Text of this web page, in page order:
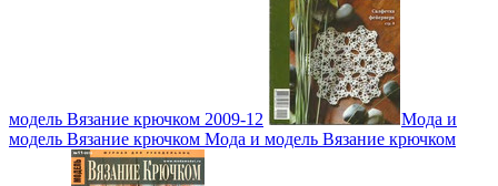
модель Вязание крючком 2009-12
Мода и
модель Вязание крючком Мода и модель Вязание крючком